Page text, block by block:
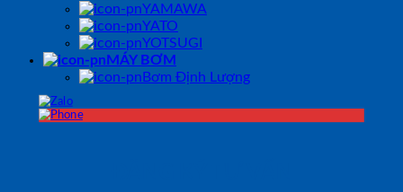
YAMAWA
YATO
YOTSUGI
MÁY BƠM
Bơm Định Lượng